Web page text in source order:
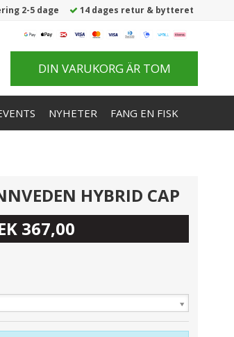
2-5 dage 14 dages retur & bytteret
DIN VARUKORG ÄR TOM
NYHETER FANG EN FISK
HYBRID CAP
367,00